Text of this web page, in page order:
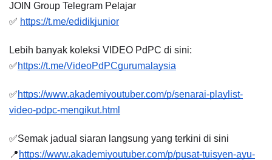
JOIN Group Telegram Pelajar
✅ https://t.me/edidikjunior
Lebih banyak koleksi VIDEO PdPC di sini:
✅https://t.me/VideoPdPCgurumalaysia
✅https://www.akademiyoutuber.com/p/senarai-playlist-
video-pdpc-mengikut.html
✅Semak jadual siaran langsung yang terkini di sini
📍 https://www.akademiyoutuber.com/p/pusat-tuisyen-ayu-